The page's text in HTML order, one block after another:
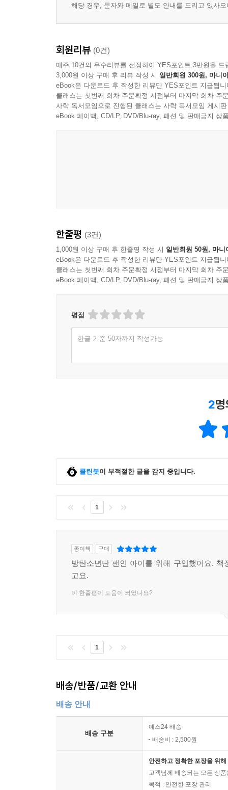
해당 경우, 문자와 메일로 별도 안내를 드리고 있사
회원리뷰 (0건)
매주 10건의 우수리뷰를 선정하여 YES포인트 3만원을 드
3,000원 이상 구매 후 리뷰 작성 시 일반회원 300원, 마니
eBook은 다운로드 후 작성한 리뷰만 YES포인트 지급됩니
클래스는 첫번째 회차 주문확정 시점부터 마지막 회차 주
사락 독서모임으로 진행된 클래스는 사락 독서모임 게시
eBook 페이백, CD/LP, DVD/Blu-ray, 패션 및 판매금지 상
한줄평 (3건)
1,000원 이상 구매 후 한줄평 작성 시 일반회원 50원, 마니
eBook은 다운로드 후 작성한 리뷰만 YES포인트 지급됩니
클래스는 첫번째 회차 주문확정 시점부터 마지막 회차 주
eBook 페이백, CD/LP, DVD/Blu-ray, 패션 및 판매금지 상
평점
한글 기준 50자까지 작성가능
2
클린봇이 부적절한 글을 감지 중입니다.
1
종이책 구매
방탄소년단 팬인 아이를 위해 구입했어요. 책
고요.
이 한줄평이 도움이 되었나요?
1
배송/반품/교환 안내
배송 안내
배송 구분
예스24 배송
배송비 : 2,500원
안전하고 정확한 포장을 위
고객님께 배송되는 모든 상
목적 : 안전한 포장 관리